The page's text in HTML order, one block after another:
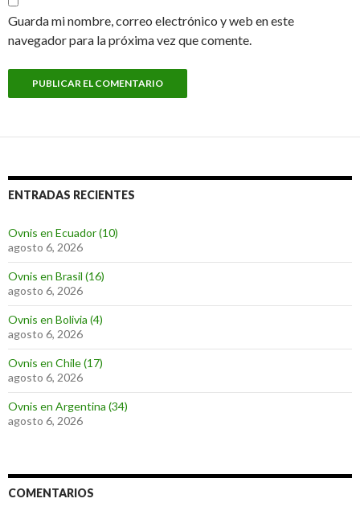
Guarda mi nombre, correo electrónico y web en este
navegador para la próxima vez que comente.
ENTRADAS RECIENTES
Ovnis en Ecuador (10)
agosto 6, 2026
Ovnis en Brasil (16)
agosto 6, 2026
Ovnis en Bolivia (4)
agosto 6, 2026
Ovnis en Chile (17)
agosto 6, 2026
Ovnis en Argentina (34)
agosto 6, 2026
COMENTARIOS